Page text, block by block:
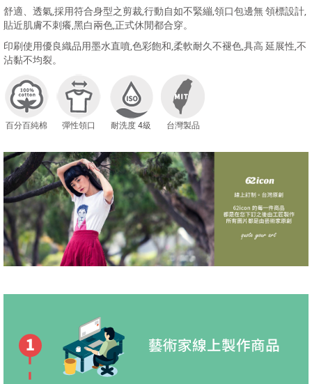
舒適、透氣,採用符合身型之剪裁,行動自如不緊繃,領口包邊無 領標設計,
貼近肌膚不刺癢,黑白兩色,正式休閒都合穿。
印刷使用優良織品用墨水直噴,色彩飽和,柔軟耐久不褪色,具高 延展性,不
沾黏不均裂。
百分百純棉 彈性領口 耐洗度 4級 台灣製品